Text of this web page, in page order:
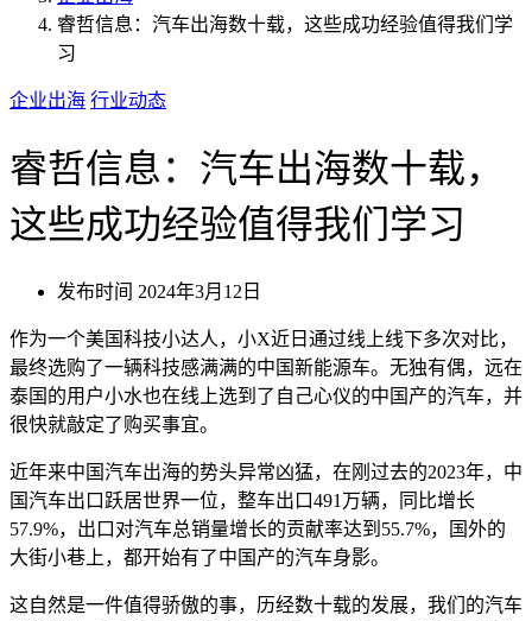
睿哲信息：汽车出海数十载，这些成功经验值得我们学
习
企业出海 行业动态
睿哲信息：汽车出海数十载，
这些成功经验值得我们学习
发布时间 2024年3月12日
作为一个美国科技小达人，小X近日通过线上线下多次对比，
最终选购了一辆科技感满满的中国新能源车。无独有偶，远在
泰国的用户小水也在线上选到了自己心仪的中国产的汽车，并
很快就敲定了购买事宜。
近年来中国汽车出海的势头异常凶猛，在刚过去的2023年，中
国汽车出口跃居世界一位，整车出口491万辆，同比增长
57.9%，出口对汽车总销量增长的贡献率达到55.7%，国外的
大街小巷上，都开始有了中国产的汽车身影。
这自然是一件值得骄傲的事，历经数十载的发展，我们的汽车